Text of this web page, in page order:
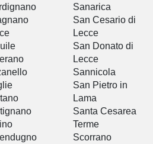
Sanarica
San Cesario di
Lecce
San Donato di
Lecce
Sannicola
San Pietro in
Lama
Santa Cesarea
Terme
Scorrano